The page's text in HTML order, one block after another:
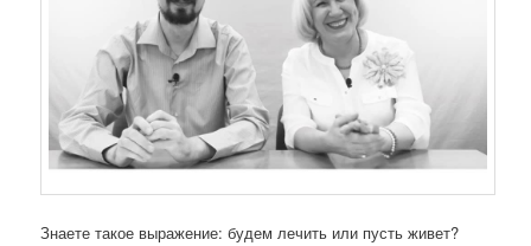
Знаете такое выражение: будем лечить или пусть живет?